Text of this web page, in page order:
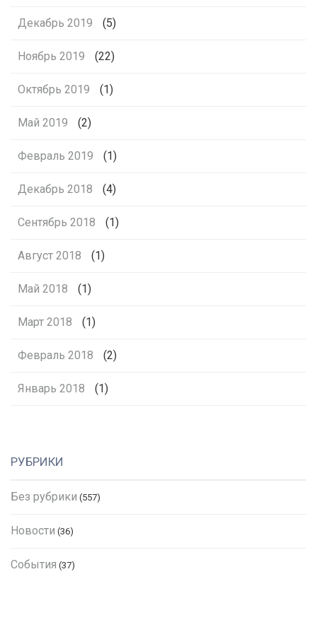
Декабрь 2019 (5)
Ноябрь 2019 (22)
Октябрь 2019 (1)
Май 2019 (2)
Февраль 2019 (1)
Декабрь 2018 (4)
Сентябрь 2018 (1)
Август 2018 (1)
Май 2018 (1)
Март 2018 (1)
Февраль 2018 (2)
Январь 2018 (1)
РУБРИКИ
Без рубрики (557)
Новости (36)
События (37)